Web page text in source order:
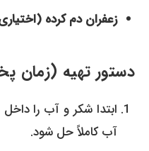
زعفران دم کرده
دستور تهیه (زمان پخت:
ابتدا شکر و آب را
آب کاملاً حل شود.